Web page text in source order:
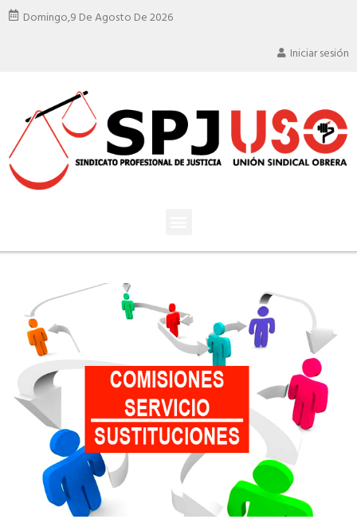
Domingo,9 De Agosto De 2026
Iniciar sesión